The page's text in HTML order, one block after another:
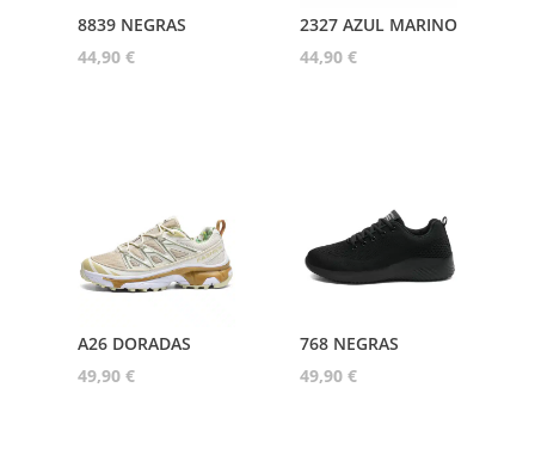
8839 NEGRAS
44,90 €
2327 AZUL MARINO
44,90€
A26 DORADAS
49,90 €
768 NEGRAS
49,90€